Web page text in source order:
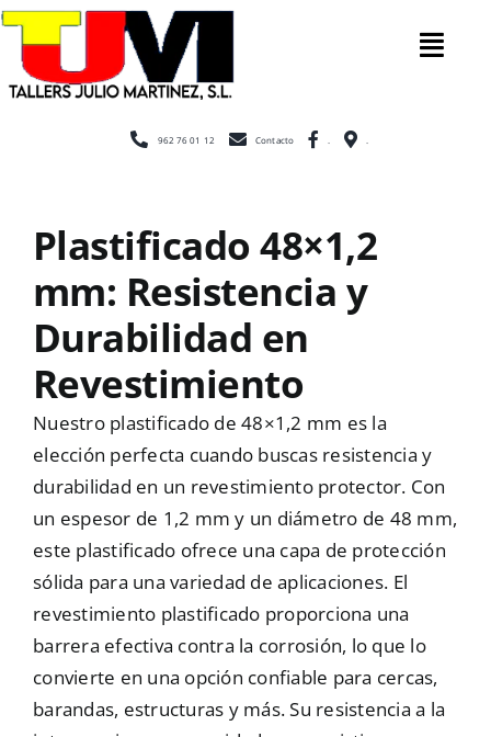
Saltar
contenido
Inicio
Escaleras
Mallas
Noticias
Contacto
962 76 01 12 Contacto
Plastificado 48×1,2
mm: Resistencia y
Durabilidad en
Revestimiento
Nuestro plastificado de 48×1,2 mm es la
elección perfecta cuando buscas resistencia y
durabilidad en un revestimiento protector. Con
un espesor de 1,2 mm y un diámetro de 48 mm,
este plastificado ofrece una capa de protección
sólida para una variedad de aplicaciones. El
revestimiento plastificado proporciona una
barrera efectiva contra la corrosión, lo que lo
convierte en una opción confiable para cercas,
barandas, estructuras y más. Su resistencia a la